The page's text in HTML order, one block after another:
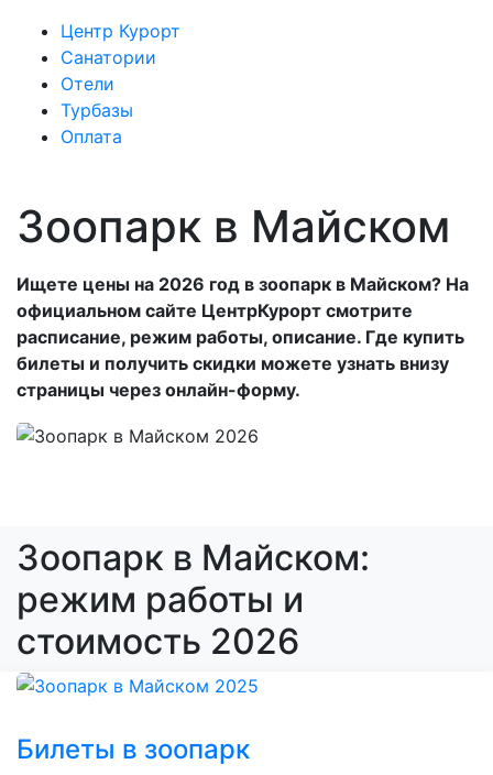
Центр Курорт
Санатории
Отели
Турбазы
Оплата
Зоопарк в Майском
Ищете цены на 2026 год в зоопарк в Майском? На
официальном сайте ЦентрКурорт смотрите
расписание, режим работы, описание. Где купить
билеты и получить скидки можете узнать внизу
страницы через онлайн-форму.
Зоопарк в Майском:
режим работы и
стоимость 2026
Билеты в зоопарк